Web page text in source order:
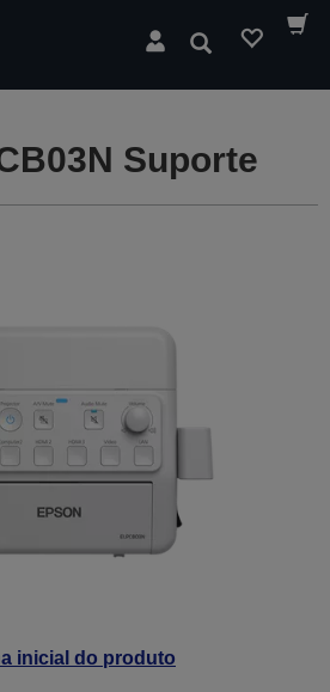
Pesquisar
inicial do produto
Suporte